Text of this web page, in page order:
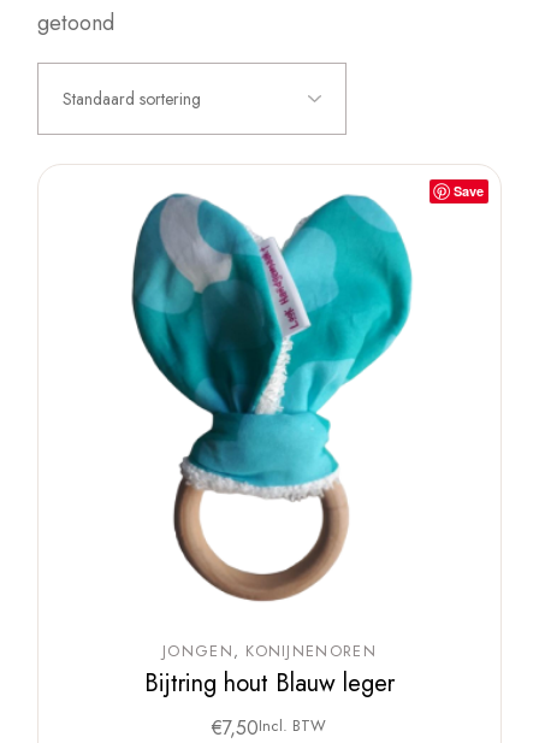
getoond
Standaard sortering
Save
JONGEN KONIJNENOREN
Bijtring hout Blauw leger
€7,50Incl. BTW